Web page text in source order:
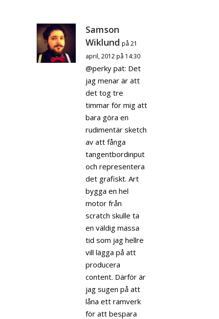
Samson
Wiklund på 21
april, 2012 på 14:30
@perky pat: Det
jag menar är att
det tog tre
timmar för mig att
bara göra en
rudimentär sketch
av att fånga
tangentbordinput
och representera
det grafiskt. Art
bygga en hel
motor från
scratch skulle ta
en väldig massa
tid som jag hellre
vill lägga på att
producera
content. Därför är
jag sugen på att
låna ett ramverk
för att bespara